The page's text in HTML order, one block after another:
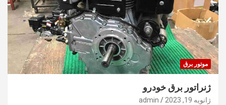
موتور برق
ژنراتور برق خودرو
ژانویه 19, 2023 admin